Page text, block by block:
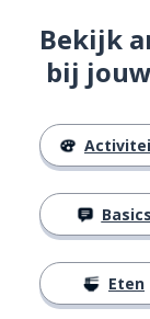
Bekijk
bij
Activiteiten
Basics
Eten